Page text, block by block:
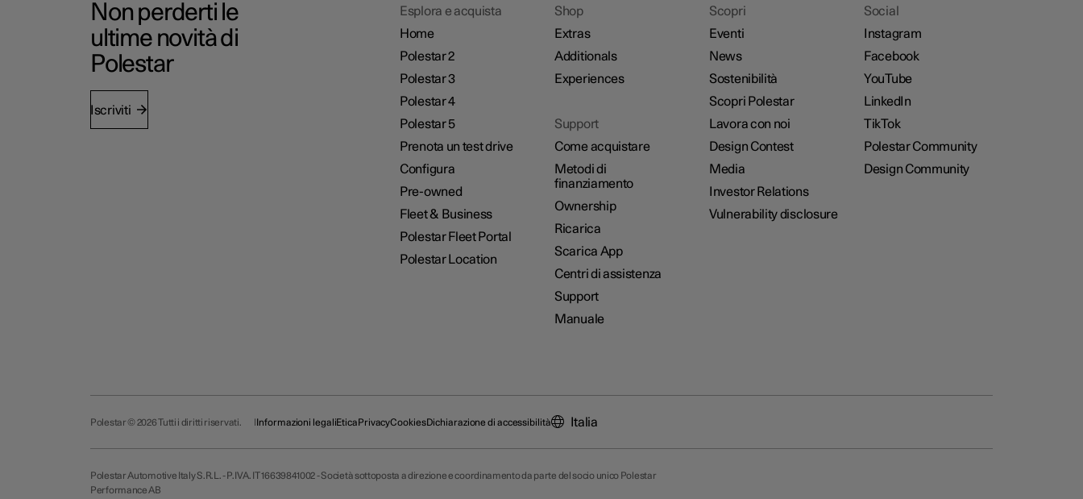
Non perderti le
ultime novità di
Polestar
Iscriviti
Esplora e acquista
Home
Polestar 2
Polestar 3
Polestar 4
Polestar 5
Prenota un test drive
Configura
Pre-owned
Fleet & Business
Polestar Fleet Portal
Polestar Location
Shop
Extras
Additionals
Experiences
Support
Come acquistare
Metodi di
finanziamento
Ownership
Ricarica
Scarica App
Centri di assistenza
Support
Manuale
Scopri
Eventi
News
Sostenibilità
Scopri Polestar
Lavora con noi
Design Contest
Media
Investor Relations
Vulnerability disclosure
Social
Instagram
Facebook
YouTube
LinkedIn
TikTok
Polestar Community
Design Community
Polestar © 2026 Tutti i diritti riservati. Informazioni legaliEticaPrivacyCookiesDichiarazione di accessibilità Italia
Polestar Automotive Italy S.R.L. - P.IVA. IT 16639841002 - Società sottoposta a direzione e coordinamento da parte del socio unico Polestar
Performance AB